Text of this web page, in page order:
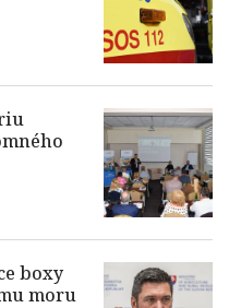
boxy
moru